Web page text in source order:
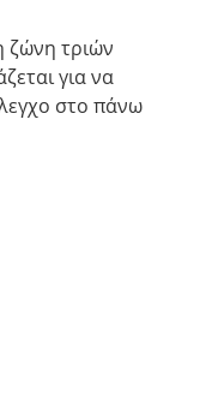
ζώνη τριών
για να
στο πάνω